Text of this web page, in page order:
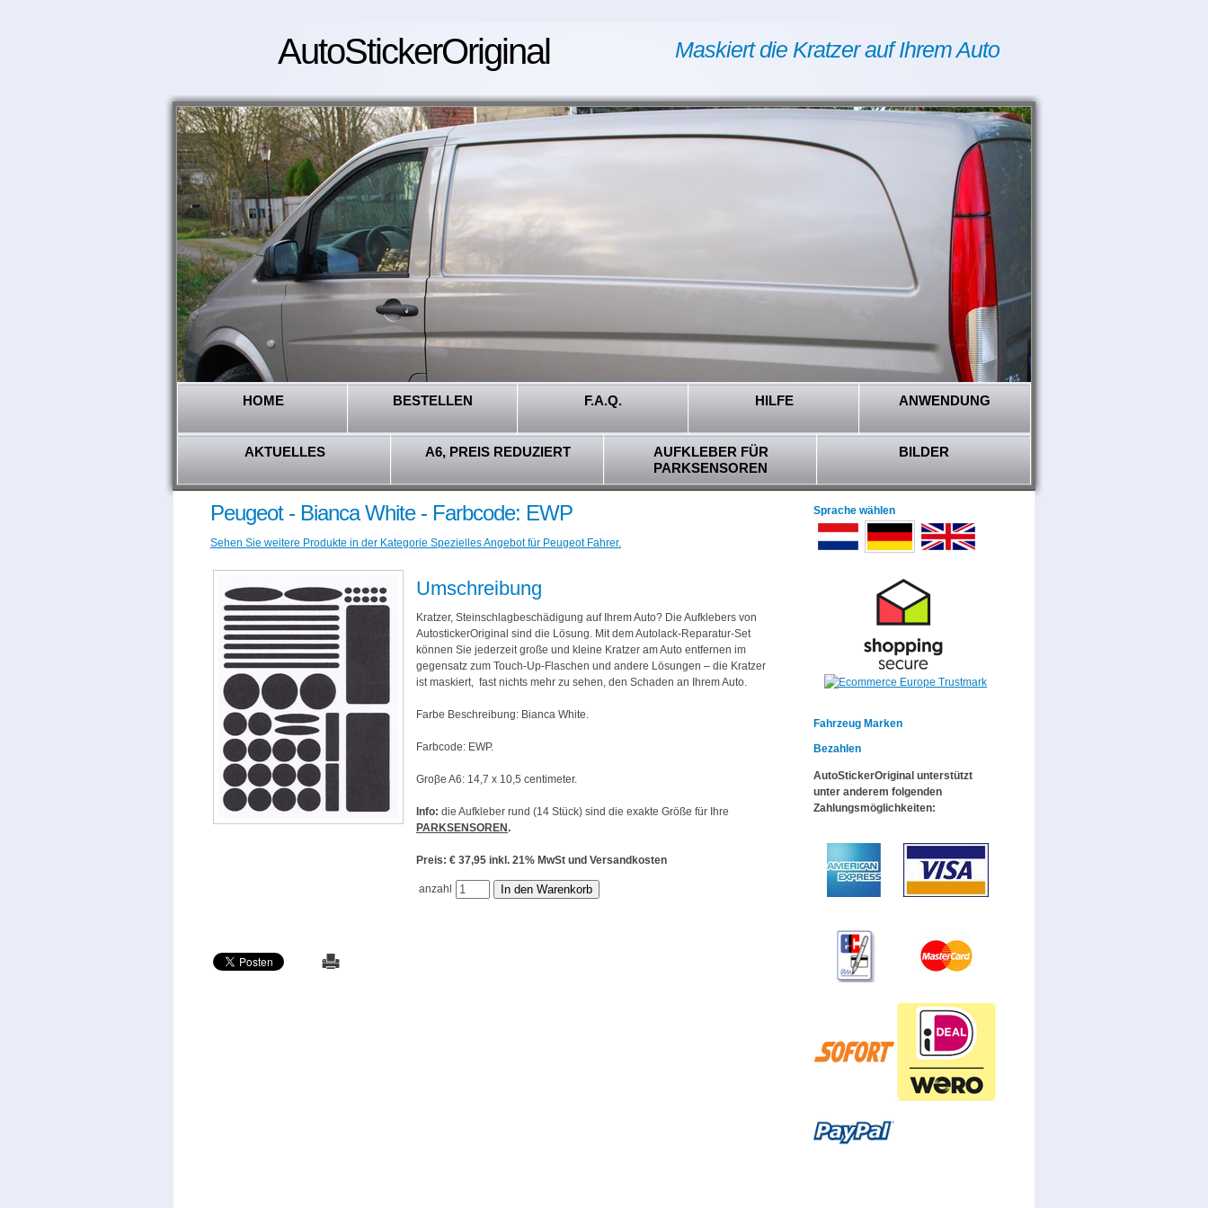
AutoStickerOriginal Maskiert die Kratzer auf Ihrem Auto
HOME BESTELLEN F.A.Q. HILFE ANWENDUNG
AKTUELLES A6, PREIS REDUZIERT
AUFKLEBER FÜR
PARKSENSOREN
BILDER
Peugeot - Bianca White - Farbcode: EWP
Sehen Sie weitere Produkte in der Kategorie Spezielles Angebot für Peugeot Fahrer.
Umschreibung
Kratzer, Steinschlagbeschädigung auf Ihrem Auto? Die Aufklebers von
AutostickerOriginal sind die Lösung. Mit dem Autolack-Reparatur-Set
können Sie jederzeit große und kleine Kratzer am Auto entfernen im
gegensatz zum Touch-Up-Flaschen und andere Lösungen – die Kratzer
ist maskiert, fast nichts mehr zu sehen, den Schaden an Ihrem Auto.
Farbe Beschreibung: Bianca White.
Farbcode: EWP.
Groβe A6: 14,7 x 10,5 centimeter.
Info: die Aufkleber rund (14 Stück) sind die exakte Größe für Ihre
PARKSENSOREN.
Preis: € 37,95 inkl. 21% MwSt und Versandkosten
anzahl
Sprache wählen
Fahrzeug Marken
Bezahlen
AutoStickerOriginal unterstützt
unter anderem folgenden
Zahlungsmöglichkeiten: